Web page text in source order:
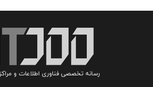
رسانه تخصصی فناوری اطلاعات و